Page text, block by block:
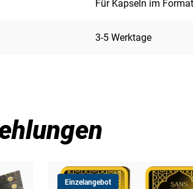
Für Kapseln im
3-5 Werktage
Einzelangebot